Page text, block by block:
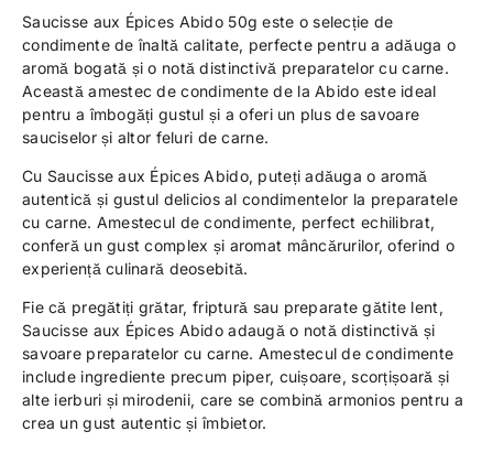
Saucisse aux Épices Abido 50g este o selecție de
condimente de înaltă calitate, perfecte pentru a adăuga o
aromă bogată și o notă distinctivă preparatelor cu carne.
Această amestec de condimente de la Abido este ideal
pentru a îmbogăți gustul și a oferi un plus de savoare
sauciselor și altor feluri de carne.
Cu Saucisse aux Épices Abido, puteți adăuga o aromă
autentică și gustul delicios al condimentelor la preparatele
cu carne. Amestecul de condimente, perfect echilibrat,
conferă un gust complex și aromat mâncărurilor, oferind o
experiență culinară deosebită.
Fie că pregătiți grătar, friptură sau preparate gătite lent,
Saucisse aux Épices Abido adaugă o notă distinctivă și
savoare preparatelor cu carne. Amestecul de condimente
include ingrediente precum piper, cuișoare, scorțișoară și
alte ierburi și mirodenii, care se combină armonios pentru a
crea un gust autentic și îmbietor.